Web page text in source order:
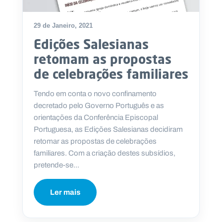
29 de Janeiro, 2021
Edições Salesianas
retomam as propostas
de celebrações familiares
Tendo em conta o novo confinamento
decretado pelo Governo Português e as
orientações da Conferência Episcopal
Portuguesa, as Edições Salesianas decidiram
retomar as propostas de celebrações
familiares. Com a criação destes subsídios,
pretende-se...
Ler mais
O
R
A
I
N
L
S
a
l
e
a
s